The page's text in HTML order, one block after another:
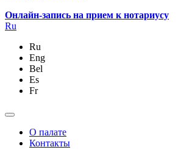
Онлайн-запись на прием к нотариусу
Ru
Ru
Eng
Bel
Es
Fr
О палате
Контакты